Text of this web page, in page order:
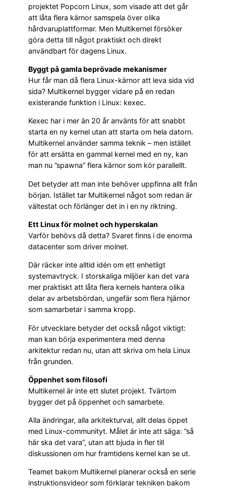
projektet Popcorn Linux, som visade att det går
att låta flera kärnor samspela över olika
hårdvaruplattformar. Men Multikernel försöker
göra detta till något praktiskt och direkt
användbart för dagens Linux.
Byggt på gamla beprövade mekanismer
Hur får man då flera Linux-kärnor att leva sida vid
sida? Multikernel bygger vidare på en redan
existerande funktion i Linux: kexec.
Kexec har i mer än 20 år använts för att snabbt
starta en ny kernel utan att starta om hela datorn.
Multikernel använder samma teknik – men istället
för att ersätta en gammal kernel med en ny, kan
man nu ”spawna” flera kärnor som kör parallellt.
Det betyder att man inte behöver uppfinna allt från
början. Istället tar Multikernel något som redan är
vältestat och förlänger det in i en ny riktning.
Ett Linux för molnet och hyperskalan
Varför behövs då detta? Svaret finns i de enorma
datacenter som driver molnet.
Där räcker inte alltid idén om ett enhetligt
systemavtryck. I storskaliga miljöer kan det vara
mer praktiskt att låta flera kernels hantera olika
delar av arbetsbördan, ungefär som flera hjärnor
som samarbetar i samma kropp.
För utvecklare betyder det också något viktigt:
man kan börja experimentera med denna
arkitektur redan nu, utan att skriva om hela Linux
från grunden.
Öppenhet som filosofi
Multikernel är inte ett slutet projekt. Tvärtom
bygger det på öppenhet och samarbete.
Alla ändringar, alla arkitekturval, allt delas öppet
med Linux-communityt. Målet är inte att säga: ”så
här ska det vara”, utan att bjuda in fler till
diskussionen om hur framtidens kernel kan se ut.
Teamet bakom Multikernel planerar också en serie
instruktionsvideor som förklarar tekniken bakom